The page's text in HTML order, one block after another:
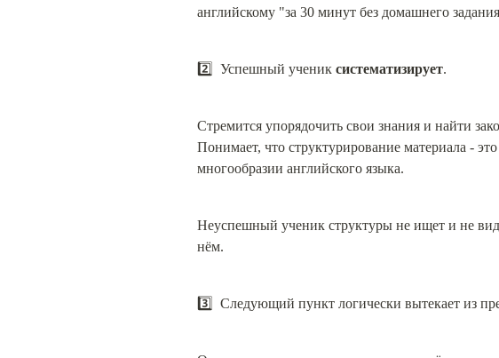
английскому "за 30 минут без домашнего
2️⃣  Успешный ученик систематизирует.
Стремится упорядочить свои знания и найти
Понимает, что структурирование материала -
многообразии английского языка.
Неуспешный ученик структуры не ищет и не
нём.
3️⃣  Следующий пункт логически вытекает из